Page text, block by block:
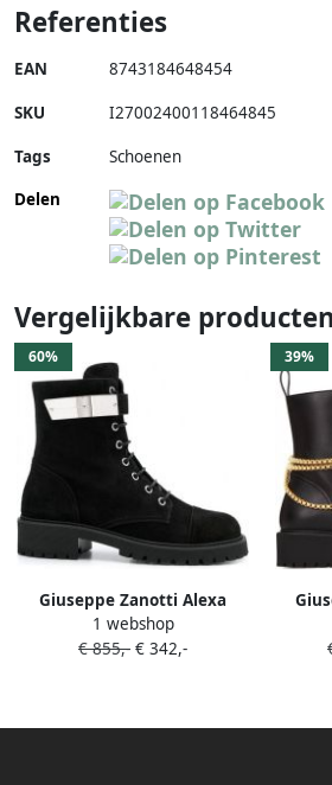
Referenties
EAN 8743184648454
SKU I27002400118464845
Tags
Schoenen
Delen
Vergelijkbare producten
60%
Giuseppe Zanotti Alexa
laarzen met logopatch Zwart
1 webshop
€ 855,- € 342,-
39%